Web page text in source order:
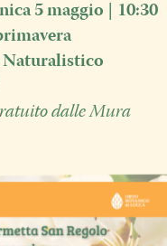
5 maggio
| 10:30
dalle Mura